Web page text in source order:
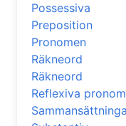
Possessiva
Preposition
Pronomen
Räkneord
Räkneord
Reflexiva